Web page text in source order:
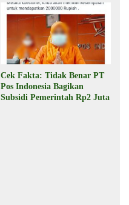
Cek Fakta: Tidak Benar PT
Pos Indonesia Bagikan
Subsidi Pemerintah Rp2 Juta